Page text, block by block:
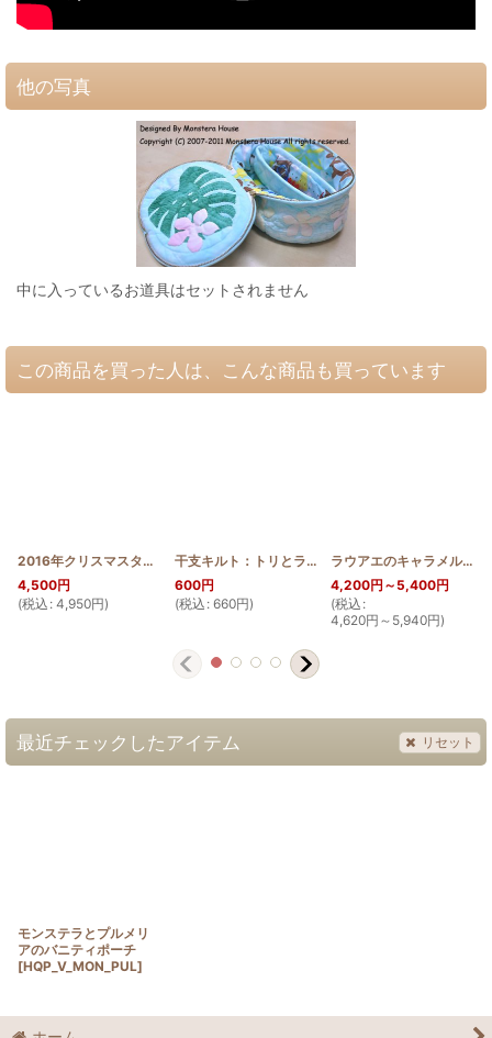
他の写真
中に入っているお道具はセットされません
この商品を買った人は、こんな商品も買っています
2016年クリスマスタペストリー トナカイ ブルー [Xmas_2016_BLUE]
4,500円
(税込 : 4,950円)
干支キルト：トリとラウアエ ステンドグラスキルトタペストリー30_40 Pattern
600円
(税込 : 660円)
ラウアエのキャラメルポーチ型ショルダーバッグ
4,200円 ～5,400円
(税込 :
4,620円 ～5,940円)
最近チェックしたアイテム リセット
モンステラとプルメリ
アのバニティポーチ
[HQP_V_MON_PUL]